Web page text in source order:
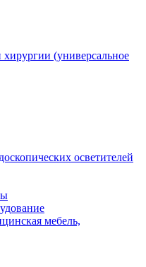
(универсальное
осветителей
мебель,